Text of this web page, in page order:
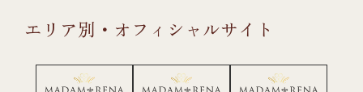
エリア別・オフィシャルサイト